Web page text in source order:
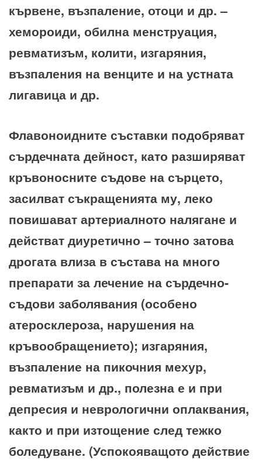
кървене, възпаление, отоци и др. –
хемороиди, обилна менструация,
ревматизъм, колити, изгаряния,
възпаления на венците и на устната
лигавица и др.
Флавоноидните съставки подобряват
сърдечната дейност, като разширяват
кръвоносните съдове на сърцето,
засилват съкращенията му, леко
повишават артериалното налягане и
действат диуретично – точно затова
дрогата влиза в състава на много
препарати за лечение на сърдечно-
съдови заболявания (особено
атеросклероза, нарушения на
кръвообращението); изгаряния,
възпаление на пикочния мехур,
ревматизъм и др., полезна е и при
депресия и неврологични оплаквания,
както и при изтощение след тежко
боледуване. (Успокояващото действие